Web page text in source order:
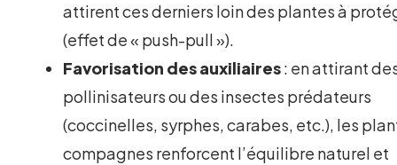
attirent ces derniers loin des plantes à
(effet de « push-pull »).
Favorisation des auxiliaires: en attirant
pollinisateurs ou des insectes prédateurs
(coccinelles, syrphes, carabes, etc.), les
compagnes renforcent l’équilibre naturel et